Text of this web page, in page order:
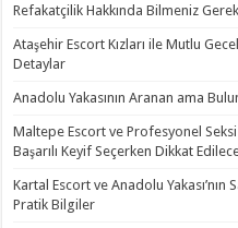
Refakatçilik Hakkında Bilmeniz
Ataşehir Escort Kızları ile Mutlu
Detaylar
Anadolu Yakasının Aranan ama
Maltepe Escort ve Profesyonel Seksi
Başarılı Keyif Seçerken Dikkat
Kartal Escort ve Anadolu Yakası’nın
Pratik Bilgiler